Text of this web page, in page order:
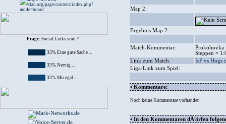
Frage: Social Links sind ?
33% Eine gute Sache ...
33% Nervig ...
33% Mir egal ...
Map 2:
Ergebnis Map 2:
Match-Kommentar:
Prokohovka
Steppen =
Link zum Match:
IsF vs Hogs
Liga-Link zum Spiel:
• Kommentare:
Noch keine Kommentare vorhanden
• In den Kommentaren dÃ¼rfen